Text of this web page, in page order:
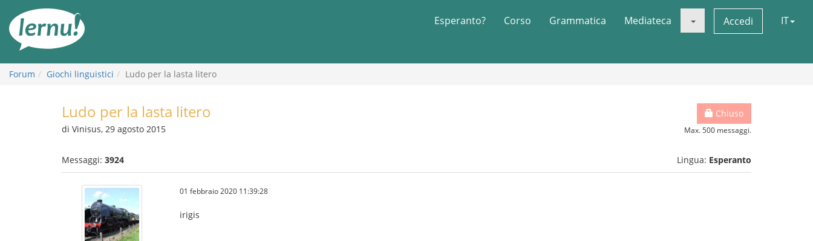
all’indice
Esperanto? Corso Grammatica Mediateca Accedi IT
Forum Giochi linguistici Ludo per la lasta litero
Chiuso
Max. 500 messaggi.
Ludo per la lasta litero
di Vinisus, 29 agosto 2015
Messaggi: 3924 Lingua: Esperanto
01 febbraio 2020 11:39:28
irigis